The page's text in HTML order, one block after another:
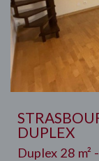
DUPLEX
Duplex 28 m²